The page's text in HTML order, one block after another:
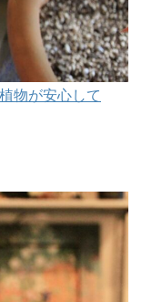
物が安心して